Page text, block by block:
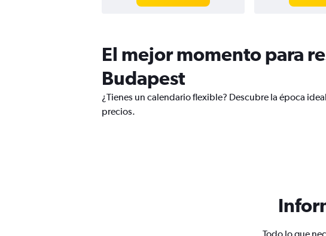
El mejor momento para
Budapest
¿Tienes un calendario flexible? Descubre la época
precios.